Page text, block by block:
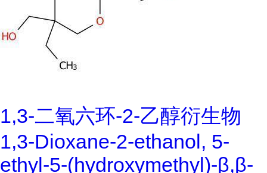
1,3-二氧六环-2-乙醇衍生物
1,3-Dioxane-2-ethanol, 5-
ethyl-5-(hydroxymethyl)-β,β-